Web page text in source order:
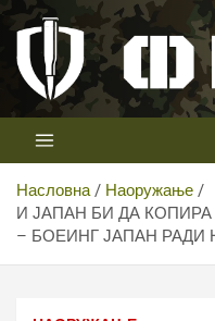
Скип
цонтент
Први војни канал у Србији
Насловна
Наоружање
И ЈАПАН БИ ДА КОПИРА
– БОЕИНГ ЈАПАН РАДИ